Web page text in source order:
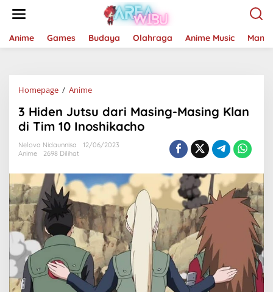
Anime Games Budaya Olahraga Anime Music
Homepage / Anime3
Jutsu
dari
Masing-
Masing
Tim
10
Inoshikacho
3 Hiden Jutsu dari Masing-Masing Klan
di Tim 10 Inoshikacho
Nelova Nidaunnisa
12/06/2023
Anime
2698 Dilihat